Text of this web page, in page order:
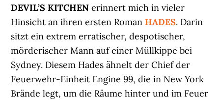
DEVIL’S KITCHEN erinnert mich in vieler
Hinsicht an ihren ersten Roman HADES. Darin
sitzt ein extrem erratischer, despotischer,
mörderischer Mann auf einer Müllkippe bei
Sydney. Diesem Hades ähnelt der Chief der
Feuerwehr-Einheit Engine 99, die in New York
Brände legt, um die Räume hinter und im Feuer